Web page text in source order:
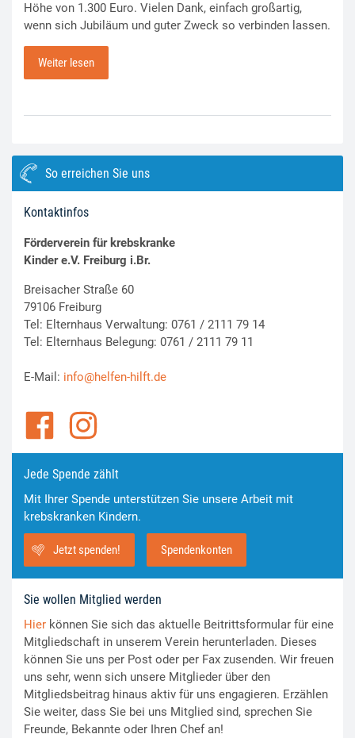
Höhe von 1.300 Euro. Vielen Dank, einfach großartig,
wenn sich Jubiläum und guter Zweck so verbinden lassen.
Weiter lesen
So erreichen Sie uns
Kontaktinfos
Förderverein für krebskranke
Kinder e.V. Freiburg i.Br.
Breisacher Straße 60
79106 Freiburg
Tel: Elternhaus Verwaltung: 0761 / 2111 79 14
Tel: Elternhaus Belegung: 0761 / 2111 79 11
E-Mail: info@helfen-hilft.de
Jede Spende zählt
Mit Ihrer Spende unterstützen Sie unsere Arbeit mit
krebskranken Kindern.
Jetzt spenden! Spendenkonten
Sie wollen Mitglied werden
Hier können Sie sich das aktuelle Beitrittsformular für eine
Mitgliedschaft in unserem Verein herunterladen. Dieses
können Sie uns per Post oder per Fax zusenden. Wir freuen
uns sehr, wenn sich unsere Mitglieder über den
Mitgliedsbeitrag hinaus aktiv für uns engagieren. Erzählen
Sie weiter, dass Sie bei uns Mitglied sind, sprechen Sie
Freunde, Bekannte oder Ihren Chef an!